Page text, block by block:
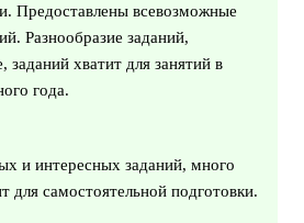
Предоставлены всевозможные
Разнообразие заданий,
заданий хватит для занятий в
года.
и интересных заданий, много
для самостоятельной подготовки.